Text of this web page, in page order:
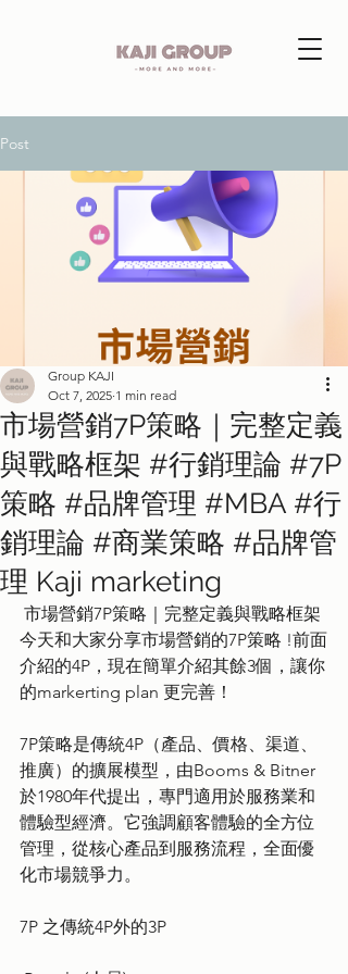
Post
市場營銷7P策略｜完整定義
與戰略框架 #行銷理論 #7P
策略 #品牌管理 #MBA #行
銷理論 #商業策略 #品牌管
理 Kaji marketing
Group KAJI
Oct 7, 2025 1 min read
市場營銷7P策略｜完整定義與戰略框架
今天和大家分享市場營銷的7P策略 !前面
介紹的4P，現在簡單介紹其餘3個，讓你
的markerting plan 更完善！
7P策略是傳統4P（產品、價格、渠道、
推廣）的擴展模型，由Booms & Bitner
於1980年代提出，專門適用於服務業和
體驗型經濟。它強調顧客體驗的全方位
管理，從核心產品到服務流程，全面優
化市場競爭力。
7P 之傳統4P外的3P